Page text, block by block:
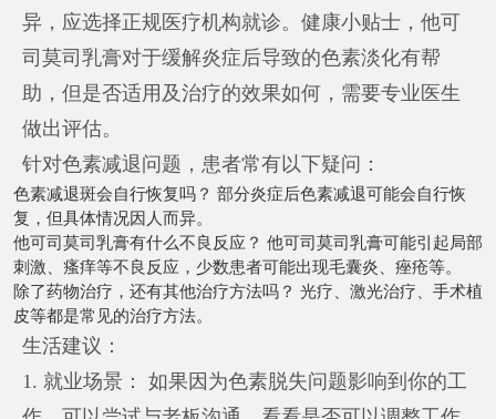
异，应选择正规医疗机构就诊。健康小贴士，他可
司莫司乳膏对于缓解炎症后导致的色素淡化有帮
助，但是否适用及治疗的效果如何，需要专业医生
做出评估。
针对色素减退问题，患者常有以下疑问：
色素减退斑会自行恢复吗？ 部分炎症后色素减退可能会自行恢
复，但具体情况因人而异。
他可司莫司乳膏有什么不良反应？ 他可司莫司乳膏可能引起局部
刺激、瘙痒等不良反应，少数患者可能出现毛囊炎、痤疮等。
除了药物治疗，还有其他治疗方法吗？ 光疗、激光治疗、手术植
皮等都是常见的治疗方法。
生活建议：
1. 就业场景： 如果因为色素脱失问题影响到你的工